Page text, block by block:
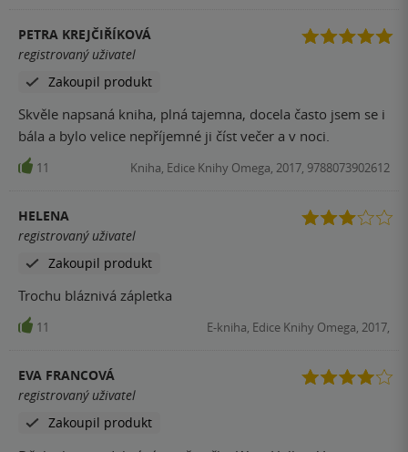
PETRA KREJČIŘÍKOVÁ
registrovaný uživatel
Zakoupil produkt
Skvěle napsaná kniha, plná tajemna, docela často jsem se i
bála a bylo velice nepříjemné ji číst večer a v noci.
11 Kniha, Edice Knihy Omega, 2017, 9788073902612
HELENA
registrovaný uživatel
Zakoupil produkt
Trochu bláznivá zápletka
11 E-kniha, Edice Knihy Omega, 2017,
EVA FRANCOVÁ
registrovaný uživatel
Zakoupil produkt